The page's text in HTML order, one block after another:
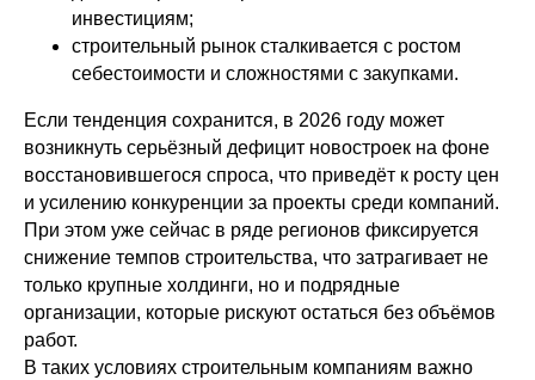
инвестициям;
строительный рынок сталкивается с ростом
себестоимости и сложностями с закупками.
Если тенденция сохранится, в 2026 году может
возникнуть серьёзный дефицит новостроек на фоне
восстановившегося спроса, что приведёт к росту цен
и усилению конкуренции за проекты среди компаний.
При этом уже сейчас в ряде регионов фиксируется
снижение темпов строительства, что затрагивает не
только крупные холдинги, но и подрядные
организации, которые рискуют остаться без объёмов
работ.
В таких условиях строительным компаниям важно